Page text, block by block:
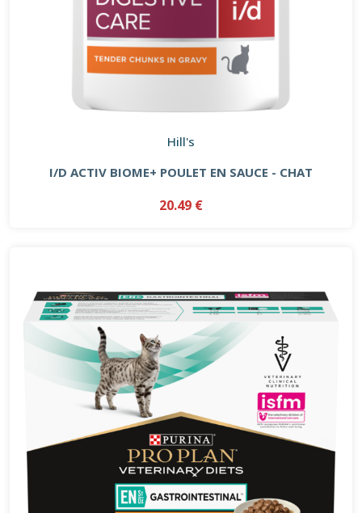
Hill's
I/D ACTIV BIOME+ POULET EN SAUCE - CHAT
20.49 €